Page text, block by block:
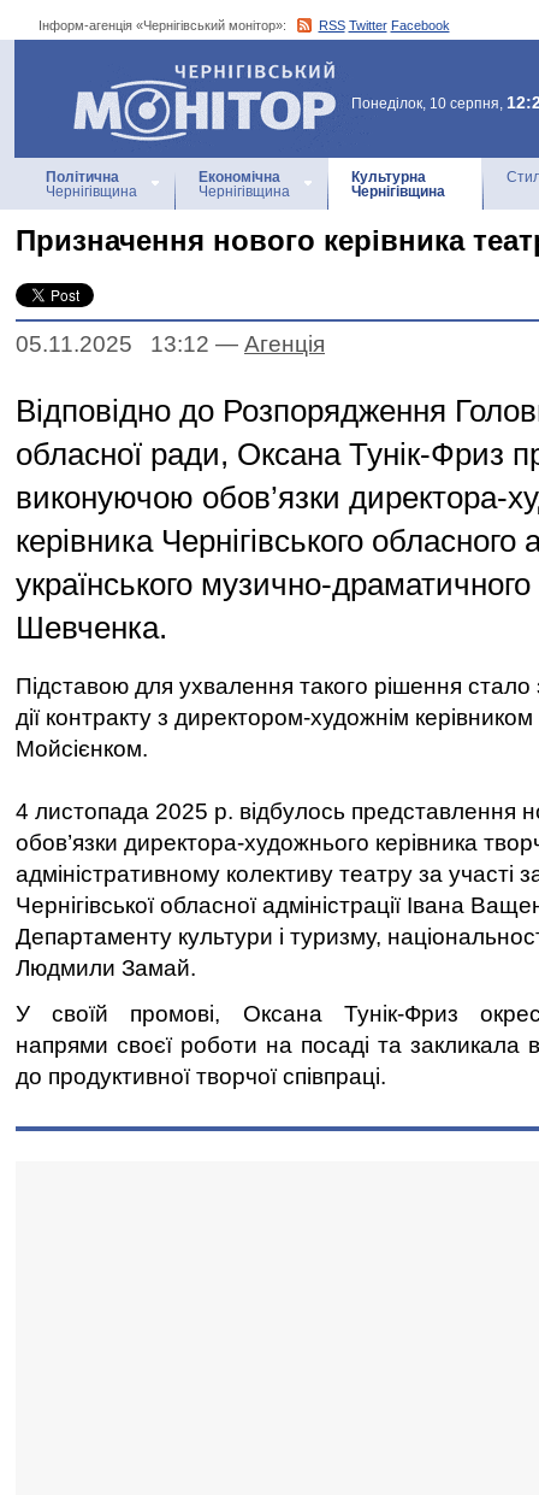
Інформ-агенція «Чернігівський монітор»: RSS Twitter Facebook
Інформ-агенція
«Чернігівський монітор»
Понеділок, 10 серпня,
Політична
Чернігівщина
Економічна
Чернігівщина
Культурна
Чернігівщина
Призначення нового керівника
05.11.2025 13:12 — Агенцiя
Відповідно до Розпорядження
обласної ради, Оксана Тунік-Фриз
виконуючою обов’язки директора-
керівника Чернігівського обласного
українського музично-драматичного
Шевченка.
Підставою для ухвалення такого рішення
дії контракту з директором-художнім
Мойсієнком.
4 листопада 2025 р. відбулось представлення
обов’язки директора-художнього керівника
адміністративному колективу театру за участі
Чернігівської обласної адміністрації Івана
Департаменту культури і туризму,
Людмили Замай.
У своїй промові, Оксана Тунік-Фриз
напрями своєї роботи на посаді та закликала
до продуктивної творчої співпраці.